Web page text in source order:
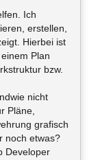
Ich
erstellen,
Hierbei ist
Plan
bzw.
nicht
Pläne,
grafisch
noch etwas?
Developer